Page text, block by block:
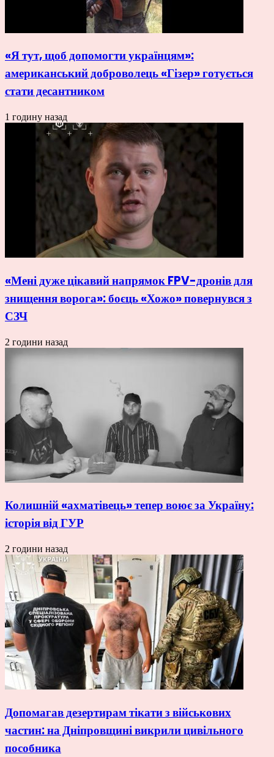
«Я тут, щоб допомогти українцям»:
американський доброволець «Гізер» готується
стати десантником
1 годину назад
«Мені дуже цікавий напрямок FPV-дронів для
знищення ворога»: боєць «Хожо» повернувся з
СЗЧ
2 години назад
Колишній «ахматівець» тепер воює за Україну:
історія від ГУР
2 години назад
Допомагав дезертирам тікати з військових
частин: на Дніпровщині викрили цивільного
пособника